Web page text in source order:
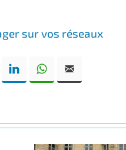
sur vos réseaux
Twitter LinkedIn WhatsApp